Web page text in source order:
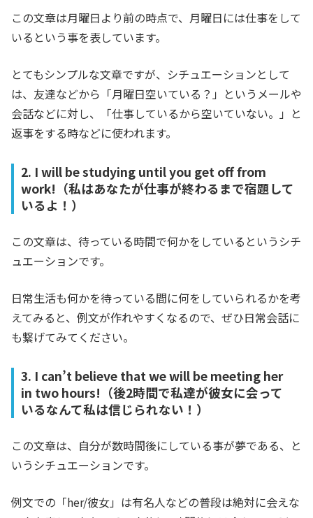
この文章は月曜日より前の時点で、月曜日には仕事をして
いるという事を表しています。
とてもシンプルな文章ですが、シチュエーションとして
は、友達などから「月曜日空いている？」というメールや
会話などに対し、「仕事しているから空いていない。」と
返事をする時などに使われます。
2. I will be studying until you get off from
work!（私はあなたが仕事が終わるまで宿題して
いるよ！）
この文章は、待っている時間で何かをしているというシチ
ュエーションです。
日常生活も何かを待っている間に何をしていられるかを考
えてみると、例文が作れやすくなるので、ぜひ日常会話に
も繋げてみてください。
3. I can’t believe that we will be meeting her
in two hours!（後2時間で私達が彼女に会って
いるなんて私は信じられない！）
この文章は、自分が数時間後にしている事が夢である、と
いうシチュエーションです。
例文での「her/彼女」は有名人などの普段は絶対に会えな